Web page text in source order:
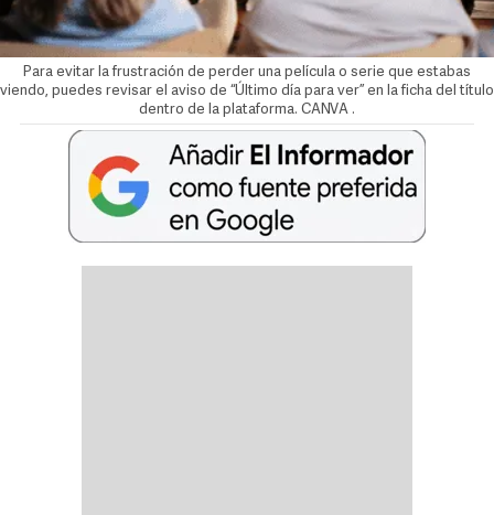
Para evitar la frustración de perder una película o serie que estabas
viendo, puedes revisar el aviso de “Último día para ver” en la ficha del título
dentro de la plataforma. CANVA .